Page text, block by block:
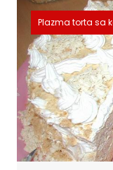
Plazma torta sa